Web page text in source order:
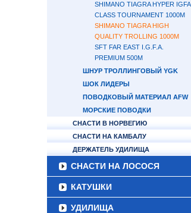
SHIMANO TIAGRA HYPER IGFA
CLASS TOURNAMENT 1000М
SHIMANO TIAGRA HIGH
QUALITY TROLLING 1000М
SFT FAR EAST I.G.F.A.
PREMIUM 500М
ШНУР ТРОЛЛИНГОВЫЙ YGK
ШОК ЛИДЕРЫ
ПОВОДКОВЫЙ МАТЕРИАЛ AFW
МОРСКИЕ ПОВОДКИ
СНАСТИ В НОРВЕГИЮ
СНАСТИ НА КАМБАЛУ
ДЕРЖАТЕЛЬ УДИЛИЩА
СНАСТИ НА ЛОСОСЯ
КАТУШКИ
УДИЛИЩА